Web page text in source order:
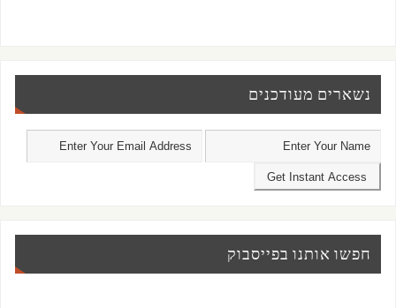
נשארים מעודכנים
חפשו אותנו בפייסבוק